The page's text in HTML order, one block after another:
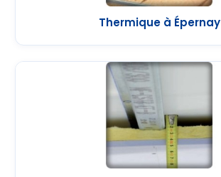
Thermique à Épernay